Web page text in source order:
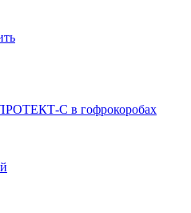
С в гофрокоробах